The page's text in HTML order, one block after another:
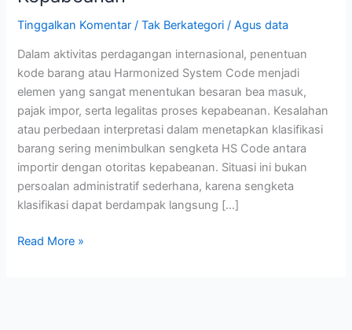
Tinggalkan Komentar /Tak Berkategori /Agus data
Dalam aktivitas perdagangan internasional, penentuan
kode barang atau Harmonized System Code menjadi
elemen yang sangat menentukan besaran bea masuk,
pajak impor, serta legalitas proses kepabeanan. Kesalahan
atau perbedaan interpretasi dalam menetapkan klasifikasi
barang sering menimbulkan sengketa HS Code antara
importir dengan otoritas kepabeanan. Situasi ini bukan
persoalan administratif sederhana, karena sengketa
klasifikasi dapat berdampak langsung […]
Impor
yang
Dapat
Memicu
Kerugian
dan
Perselisihan
Kepabeanan
Read More »